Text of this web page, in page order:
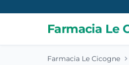
Farmacia Le
Farmacia Le Cicogne